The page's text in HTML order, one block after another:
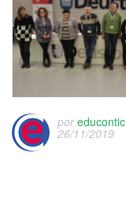
0
2
0
d
u
c
o
n
2
/
2
T
por educontic
26/11/2019